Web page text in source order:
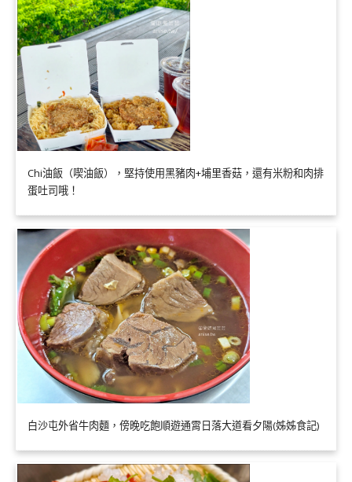
Chi油飯（喫油飯），堅持使用黑豬肉+埔里香菇，還有米粉和肉排
蛋吐司哦！
白沙屯外省牛肉麵，傍晚吃飽順遊通霄日落大道看夕陽(姊姊食記)